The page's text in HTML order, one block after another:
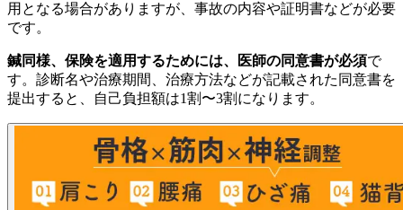
用となる場合がありますが、事故の内容や証明書などが必要
です。
鍼同様、保険を適用するためには、医師の同意書が必須で
す。診断名や治療期間、治療方法などが記載された同意書を
提出すると、自己負担額は1割〜3割になります。